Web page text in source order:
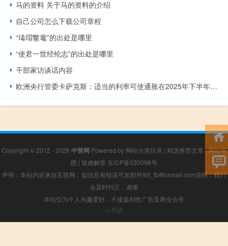
马的资料 关于马的资料的介绍
自己公司怎么下载公司章程
“瑇瑁鳖鼋”的出处是哪里
“使君一世经纶志”的出处是哪里
干部家访谈话内容
欧洲央行管委卡萨克斯：适当的利率可使通胀在2025年下半年达到2%但加息的大门不能关闭
Copyright © 2012 - 2026 中营网 Powered by 网站分类目录 | 精选推荐文章 |网站地
图 | 疑难解答 京ICP备030098号
声明：本站内容来自互联网，如信息有错误可发邮件到f_fb#foxmail.com说明，我们
会及时纠正，谢谢
本站仅为个人兴趣爱好，不接盈利性广告及商业合作
小男孩